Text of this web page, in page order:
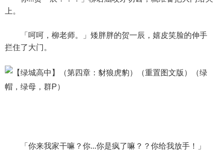
上。
「呵呵，柳老师。」矮胖胖的贺一辰，嬉皮笑脸的伸手
拦住了大门。
「你来我家干嘛？你...你是疯了嘛？？你给我放手！」